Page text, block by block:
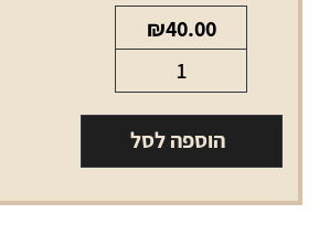
₪40.00
של
ווינסטון
כחול
הוספה לסל